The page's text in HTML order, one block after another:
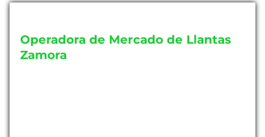
Operadora de Mercado de Llantas
Zamora